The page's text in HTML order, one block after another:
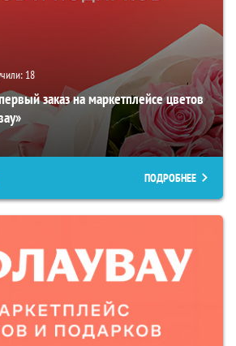
18
заказ на маркетплейсе цветов
ПОДРОБНЕЕ